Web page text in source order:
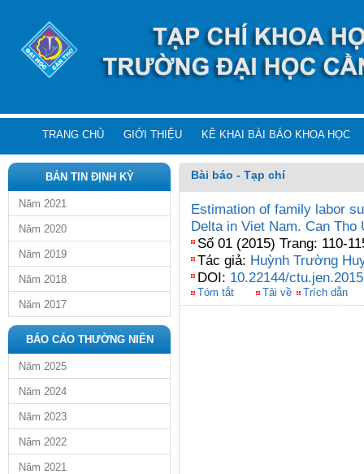
TRANG CHỦ GIỚI THIỆU KÊ KHAI BÀI BÁO KHOA HỌC
BẢN TIN ĐỊNH KỲ
Năm 2021
Năm 2020
Năm 2019
Năm 2018
Năm 2017
BÁO CÁO THƯỜNG NIÊN
Năm 2025
Năm 2024
Năm 2023
Năm 2022
Năm 2021
Bài báo - Tạp chí
Estimation of family labor
Delta in Viet Nam. Can
Số 01 (2015) Trang: 110-
Tác giả: Huỳnh Trường
DOI: 10.22144/
Tóm tắt Tải về Trích dẫn